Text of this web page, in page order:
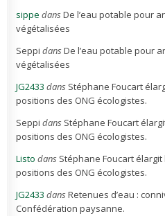
sippe dansDe l’eau potable pour
végétalisées
Seppi dansDe l’eau potable pour
végétalisées
JG2433 dans Stéphane Foucart
positions des ONG écologistes.
Seppi dans Stéphane Foucart
positions des ONG écologistes.
Listo dans Stéphane Foucart
positions des ONG écologistes.
JG2433 dansRetenues d’eau :
Confédération paysanne.